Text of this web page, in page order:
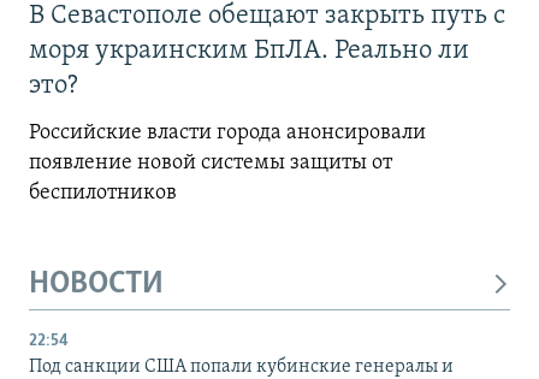
В Севастополе обещают закрыть путь с
моря украинским БпЛА. Реально ли
это?
Российские власти города анонсировали
появление новой системы защиты от
беспилотников
НОВОСТИ
22:54
Под санкции США попали кубинские генералы и